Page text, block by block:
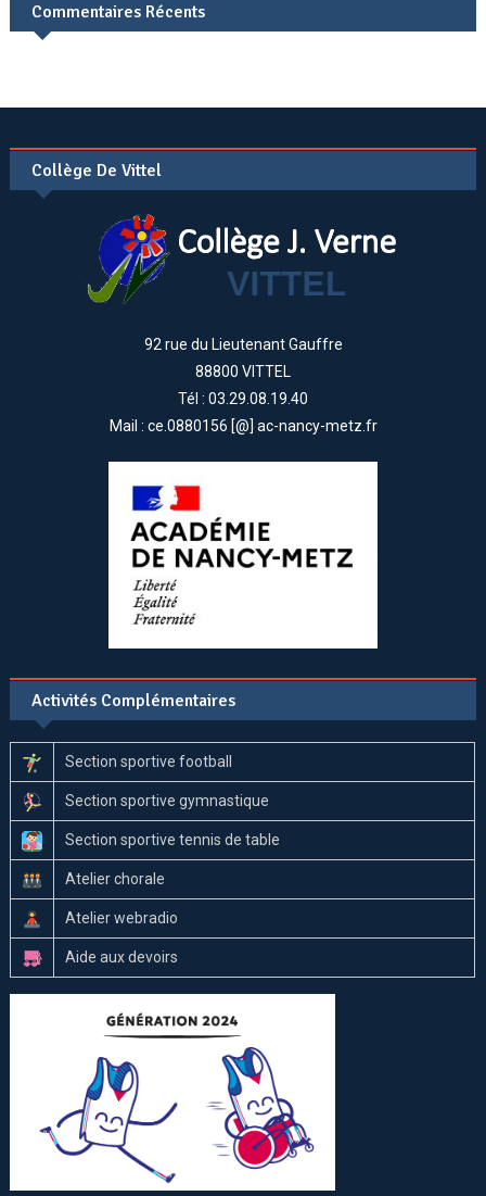
Commentaires Récents
Collège De Vittel
92 rue du Lieutenant Gauffre
88800 VITTEL
Tél : 03.29.08.19.40
Mail : ce.0880156 [@] ac-nancy-metz.fr
Activités Complémentaires
Section sportive football
Section sportive gymnastique
Section sportive tennis de table
Atelier chorale
Atelier webradio
Aide aux devoirs